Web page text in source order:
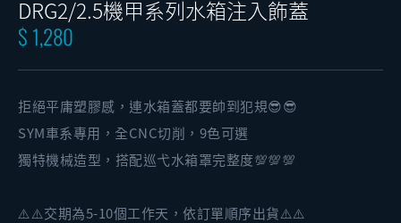
DRG2/2.5機甲系列水箱注入飾蓋
$ 1,280
拒絕平庸塑膠感，連水箱蓋都要帥到犯規😎😎
SYM車系專用，全CNC切削，9色可選
獨特機械造型，搭配巡弋水箱罩完整度💯💯💯
⚠️⚠️交期為5-10個工作天，依訂單順序出貨⚠️⚠️